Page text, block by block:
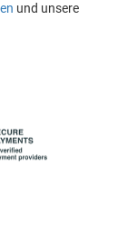
und unsere